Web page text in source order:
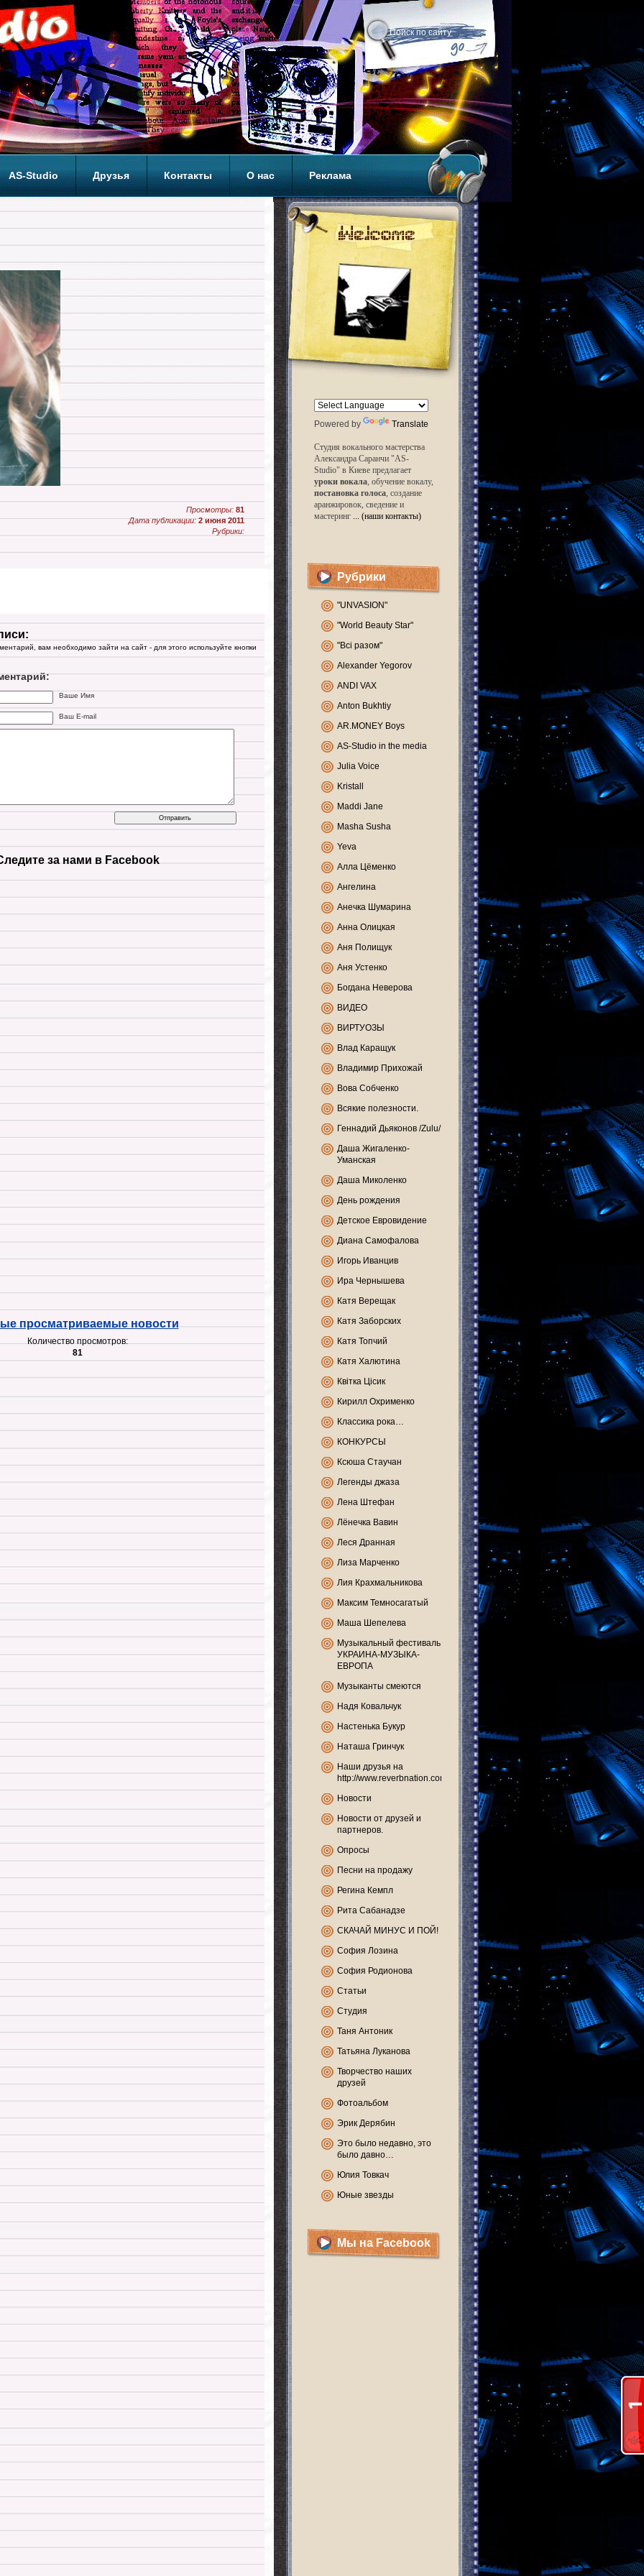
AS-Studio Друзья Контакты О нас Реклама
Просмотры: 81
Дата публикации: 2 июня 2011
Рубрики:
вам необходимо зайти на сайт - для этого используйте кнопки
Ваше Имя
Ваш E-mail
за нами в Facebook
просматриваемые новости
Количество просмотров:
81
Powered by Translate
Студия вокального мастерства
Александра Саранчи "AS-
Studio" в Киеве предлагает
уроки вокала, обучение вокалу,
постановка голоса, создание
аранжировок, сведение и
мастеринг ... (наши контакты)
Рубрики
"UNVASION"
"World Beauty Star"
"Всі разом"
Alexander Yegorov
ANDI VAX
Anton Bukhtiy
AR.MONEY Boys
AS-Studio in the media
Julia Voice
Kristall
Maddi Jane
Masha Susha
Yeva
Алла Цёменко
Ангелина
Анечка Шумарина
Анна Олицкая
Аня Полищук
Аня Устенко
Богдана Неверова
ВИДЕО
ВИРТУОЗЫ
Влад Каращук
Владимир Прихожай
Вова Собченко
Всякие полезности.
Геннадий Дьяконов /Zulu/
Даша Жигаленко-
Уманская
Даша Миколенко
День рождения
Детское Евровидение
Диана Самофалова
Игорь Иванцив
Ира Чернышева
Катя Верещак
Катя Заборских
Катя Топчий
Катя Халютина
Квітка Цісик
Кирилл Охрименко
Классика рока…
КОНКУРСЫ
Ксюша Стаучан
Легенды джаза
Лена Штефан
Лёнечка Вавин
Леся Дранная
Лиза Марченко
Лия Крахмальникова
Максим Темносагатый
Маша Шепелева
Музыкальный фестиваль
УКРАИНА-МУЗЫКА-
ЕВРОПА
Музыканты смеются
Надя Ковальчук
Настенька Букур
Наташа Гринчук
Наши друзья на
http://www.reverbnation.com
Новости
Новости от друзей и
партнеров.
Опросы
Песни на продажу
Регина Кемпл
Рита Сабанадзе
СКАЧАЙ МИНУС И ПОЙ!
София Лозина
София Родионова
Статьи
Студия
Таня Антоник
Татьяна Луканова
Творчество наших
друзей
Фотоальбом
Эрик Дерябин
Это было недавно, это
было давно…
Юлия Товкач
Юные звезды
Мы на Facebook